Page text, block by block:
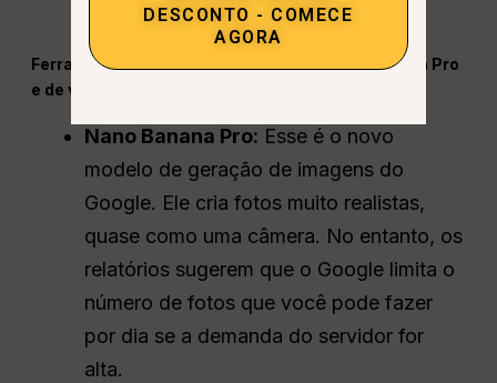
informações.
Ferramentas criativas: Recursos do Nano Banana Pro
e de vídeo
Nano Banana Pro: Esse é o novo
modelo de geração de imagens do
Google. Ele cria fotos muito realistas,
quase como uma câmera. No entanto, os
relatórios sugerem que o Google limita o
número de fotos que você pode fazer
por dia se a demanda do servidor for
alta.
DESCONTO - COMECE
AGORA